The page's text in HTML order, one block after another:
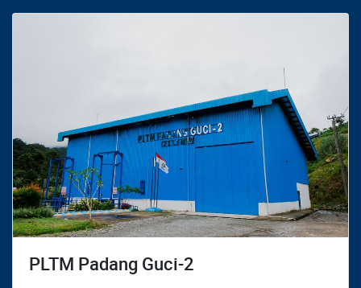
PLTM Padang Guci-2